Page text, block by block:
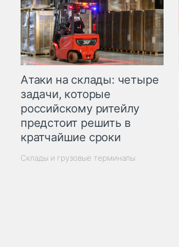
Атаки на склады: четыре
задачи, которые
российскому ритейлу
предстоит решить в
кратчайшие сроки
Склады и грузовые терминалы